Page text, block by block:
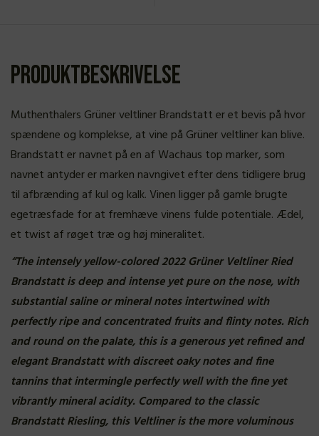
Produktbeskrivelse
Muthenthalers Grüner veltliner Brandstatt er et bevis på hvor
spændene og komplekse, at vine på Grüner veltliner kan blive.
Brandstatt er navnet på en af Wachaus top marker, som
navnet antyder er marken navngivet efter dens tidligere brug
til afbrænding af kul og kalk. Vinen ligger på gamle brugte
egetræsfade for at fremhæve vinens fulde potentiale. Ædel,
et twist af røget træ og høj mineralitet.
“The intensely yellow-colored 2022 Grüner Veltliner Ried
Brandstatt is deep and intense yet pure on the nose, with
substantial saline or mineral notes intertwined with
perfectly ripe and concentrated fruits and flinty notes. Rich
and round on the palate, this is a generous yet refined and
elegant Brandstatt with discreet oaky notes and fine
tannins that intermingle perfectly well with the fine yet
vibrantly mineral acidity. Compared to the classic
Brandstatt Riesling, this Veltliner is the more voluminous